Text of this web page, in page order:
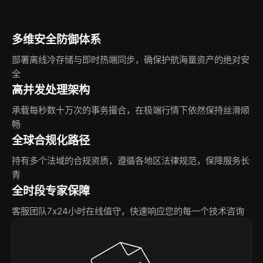
多维安全防御体系
部署离线冷存储与即时热端同步，确保护航海量资产的绝对安
全
高并发处理架构
承载每秒数十万次的事务撮合，在极端行情下依然保持丝滑顺
畅
全球合规化路径
持有多个法域的合规资质，遵循各地区法律规范，保障服务长
青
全时段专家保障
客服团队7x24小时在线值守，快速响应您的每一个技术咨询